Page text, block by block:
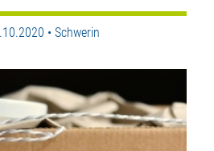
• Schwerin